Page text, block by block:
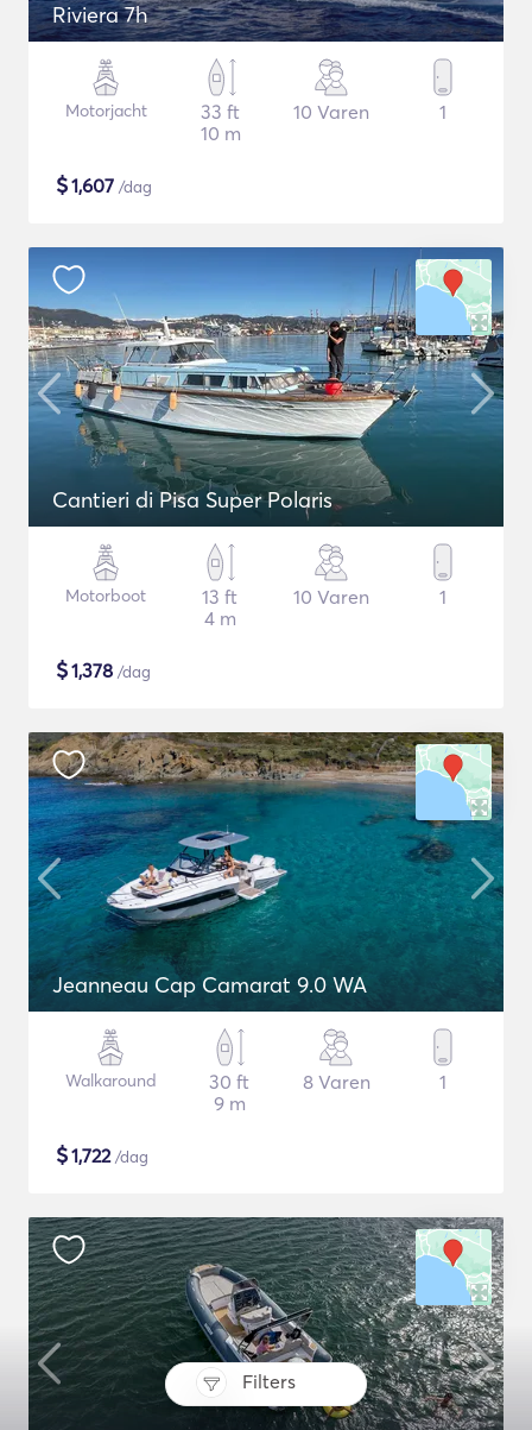
Filters
Riviera 7h
Motorjacht
33 ft
10 m
10 Varen 1
$1,607 /dag
Cantieri di Pisa Super Polaris
Motorboot
13 ft
4 m
10 Varen 1
$1,378 /dag
Jeanneau Cap Camarat 9.0 WA
Walkaround
30 ft
9 m
8 Varen 1
$1,722/dag